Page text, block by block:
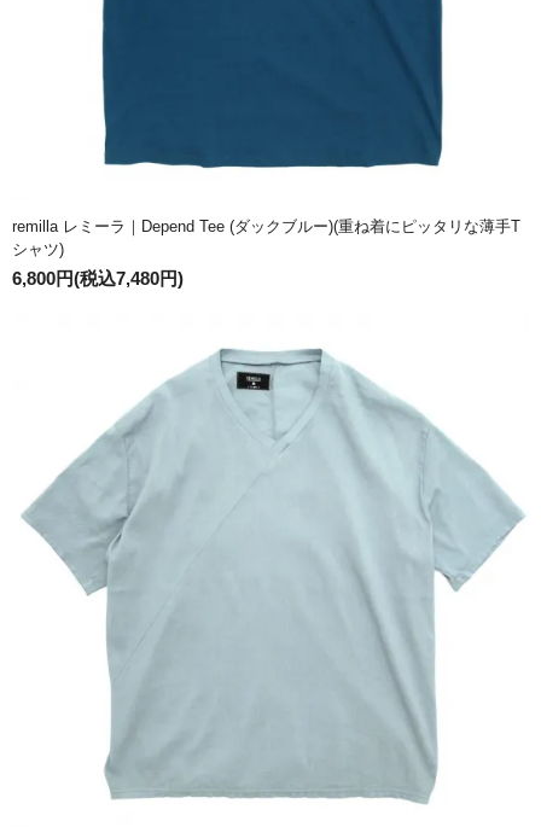
remilla レミーラ｜Depend Tee (ダックブルー)(重ね着にピッタリな薄手T
シャツ)
6,800円(税込7,480円)